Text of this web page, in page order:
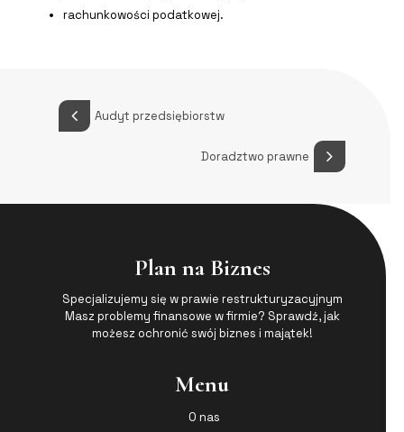
rachunkowości podatkowej.
Audyt przedsiębiorstw
Doradztwo prawne
Plan na Biznes
Specjalizujemy się w prawie restrukturyzacyjnym
Masz problemy finansowe w firmie? Sprawdź, jak
możesz ochronić swój biznes i majątek!
Menu
O nas